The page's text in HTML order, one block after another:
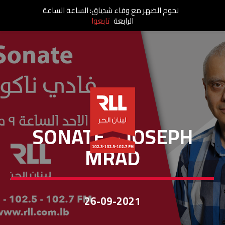
SONATE
SONATE – JOSEPH
MRAD
26-09-2021
نجوم الضهر مع وفاء شدياق: الساعة الساعة
الرابعة تابعوا